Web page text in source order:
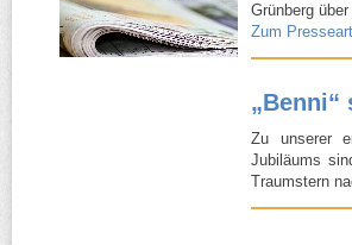
Grünberg
Zum
Zu unserer
Jubiläums
Traumstern